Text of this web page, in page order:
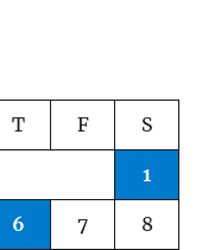
T F S
1
6 7 8